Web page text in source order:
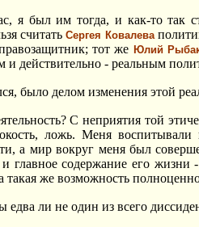
я был им тогда, и как-то так
считатьСергея Ковалева
тот же Юлий
и действительно - реальным
было делом изменения этой
С неприятия той
ложь. Меня
а мир вокруг меня был
главное содержание его
такая же возможность
ли не один из всего